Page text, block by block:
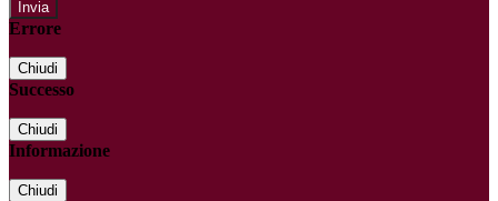
Errore
Chiudi
Successo
Chiudi
Informazione
Chiudi